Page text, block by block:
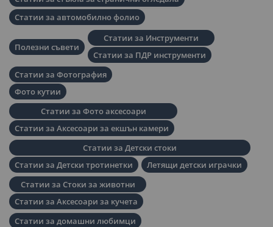
Статии за автомобилно фолио
Полезни съвети
Статии за Инструменти
Статии за ПДР инструменти
Статии за Фотография
Фото кутии
Статии за Фото аксесоари
Статии за Аксесоари за екшън камери
Статии за Детски стоки
Статии за Детски тротинетки
Летящи детски играчки
Статии за Стоки за животни
Статии за Аксесоари за кучета
Статии за домашни любимци